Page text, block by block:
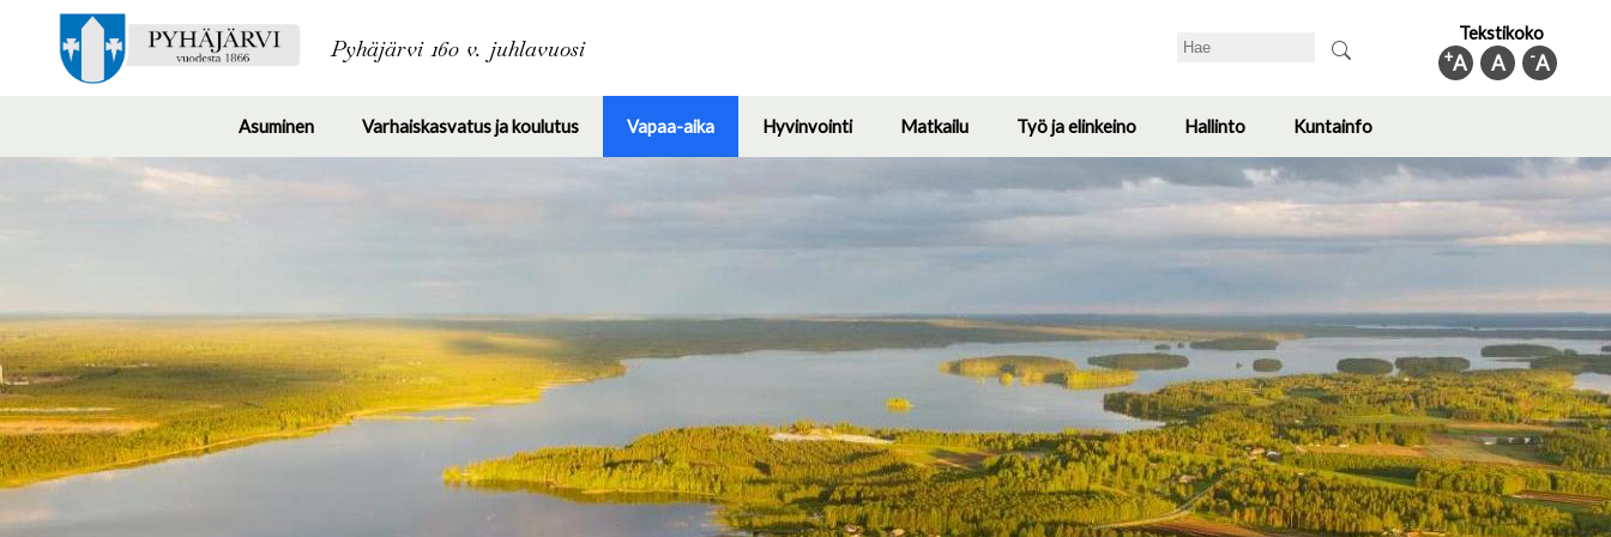
Pyhäjärvi 160 v. juhlavuosi Search Tekstikoko
-A
A
+A
Asuminen
Toggle
submenu
Varhaiskasvatus ja koulutus
Toggle
submenu
Vapaa-aika
Toggle
submenu
Hyvinvointi
Toggle
submenu
Matkailu
submenu
Työ ja elinkeino
Toggle
submenu
Hallinto
Toggle
submenu
Kuntainfo
submenu